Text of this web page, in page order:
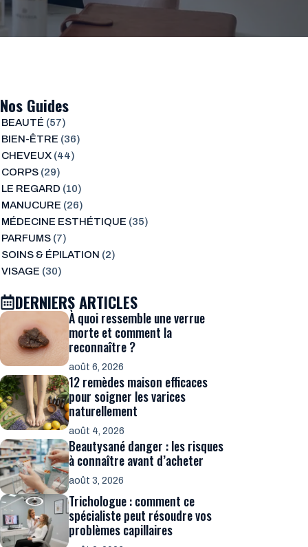
Nos Guides
BEAUTÉ (57)
BIEN-ÊTRE (36)
CHEVEUX(44)
CORPS(29)
LE REGARD (10)
MANUCURE (26)
MÉDECINE ESTHÉTIQUE (35)
PARFUMS(7)
SOINS & ÉPILATION (2)
VISAGE (30)
DERNIERS ARTICLES
À quoi ressemble une verrue
morte et comment la
reconnaître ?
août 6, 2026
12 remèdes maison efficaces
pour soigner les varices
naturellement
août 4, 2026
Beautysané danger : les risques
à connaître avant d’acheter
août 3, 2026
Trichologue : comment ce
spécialiste peut résoudre vos
problèmes capillaires